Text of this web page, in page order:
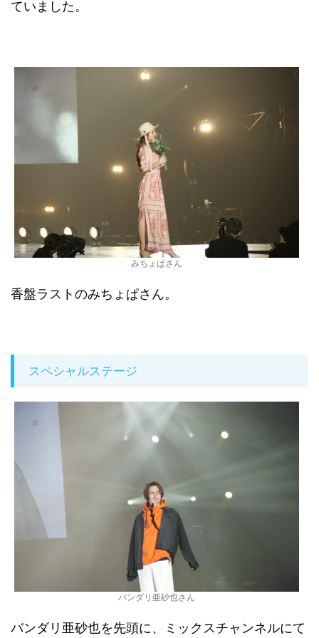
ていました。
みちょぱさん
香盤ラストのみちょぱさん。
スペシャルステージ
バンダリ亜砂也さん
バンダリ亜砂也を先頭に、ミックスチャンネルにて